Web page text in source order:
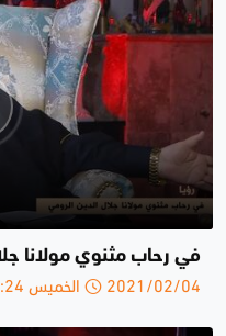
في رحاب مثنوي مولانا
2021/02/04 الخميس 09:24 ص